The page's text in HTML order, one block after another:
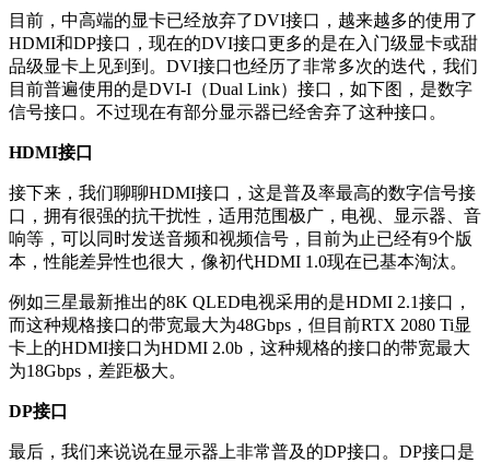
目前，中高端的显卡已经放弃了DVI接口，越来越多的使用了
HDMI和DP接口，现在的DVI接口更多的是在入门级显卡或甜
品级显卡上见到到。DVI接口也经历了非常多次的迭代，我们
目前普遍使用的是DVI-I（Dual Link）接口，如下图，是数字
信号接口。不过现在有部分显示器已经舍弃了这种接口。
HDMI接口
接下来，我们聊聊HDMI接口，这是普及率最高的数字信号接
口，拥有很强的抗干扰性，适用范围极广，电视、显示器、音
响等，可以同时发送音频和视频信号，目前为止已经有9个版
本，性能差异性也很大，像初代HDMI 1.0现在已基本淘汰。
例如三星最新推出的8K QLED电视采用的是HDMI 2.1接口，
而这种规格接口的带宽最大为48Gbps，但目前RTX 2080 Ti显
卡上的HDMI接口为HDMI 2.0b，这种规格的接口的带宽最大
为18Gbps，差距极大。
DP接口
最后，我们来说说在显示器上非常普及的DP接口。DP接口是